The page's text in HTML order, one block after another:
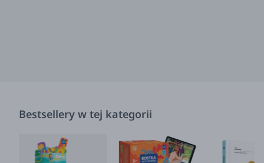
Bestsellery w tej kategorii